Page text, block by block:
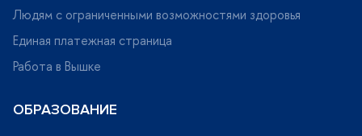
Людям с ограниченными возможностями здоровья
Единая платежная страница
Работа в Вышке
ОБРАЗОВАНИЕ